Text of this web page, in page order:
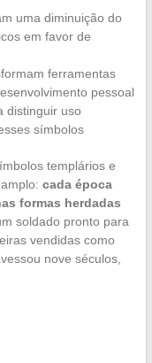
uma diminuição do
em favor de
ferramentas
pessoal
distinguir uso
símbolos
templários e
cada época
formas herdadas
soldado pronto para
vendidas como
nove séculos,